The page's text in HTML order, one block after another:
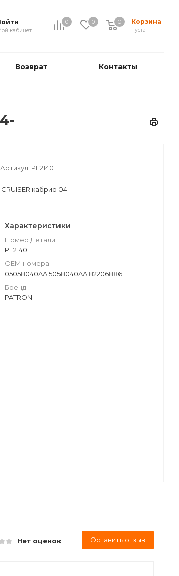
0 0 Корзина
0
пуста
0
кабинет
Возврат Контакты
Артикул: PF2140
кабрио 04-
Характеристики
Номер Детали
PF2140
ОЕМ номера
05058040AA;5058040AA;82206886;
Бренд
PATRON
Нет оценок Оставить отзыв